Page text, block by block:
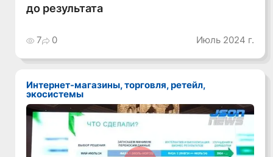
до результата
7 0 Июль 2024 г.
Интернет-магазины, торговля, ретейл,
экосистемы